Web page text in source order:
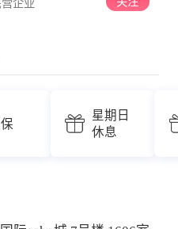
企业
星期日
休息